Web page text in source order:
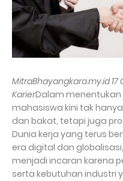
MitraBhayangkara.my.id
KarierDalam menentukan
mahasiswa kini tak
dan bakat, tetapi juga
Dunia kerja yang terus
era digital dan
menjadi incaran karena
serta kebutuhan industri